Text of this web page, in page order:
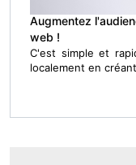
Augmentez
web !
C'est simple et
localement en